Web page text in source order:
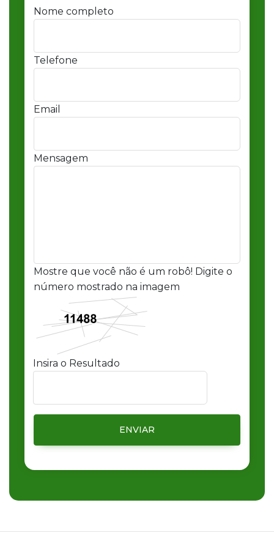
Nome completo
Telefone
Email
Mensagem
Mostre que você não é um robô! Digite o
número mostrado na imagem
Insira o Resultado
ENVIAR